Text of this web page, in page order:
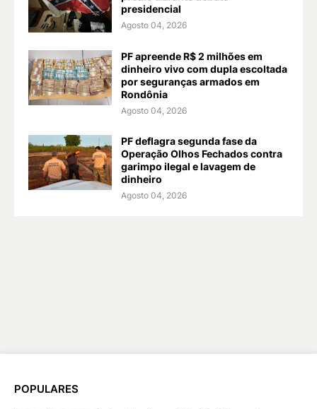
presidencial
Agosto 04, 2026
PF apreende R$ 2 milhões em
dinheiro vivo com dupla escoltada
por seguranças armados em
Rondônia
Agosto 04, 2026
PF deflagra segunda fase da
Operação Olhos Fechados contra
garimpo ilegal e lavagem de
dinheiro
Agosto 04, 2026
POPULARES